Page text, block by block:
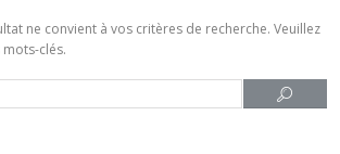
ne convient à vos critères de recherche. Veuillez
clés.